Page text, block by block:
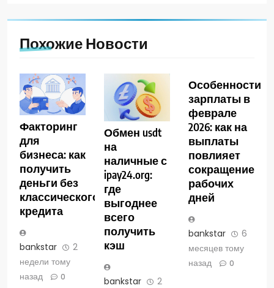
Похожие Новости
Факторинг
для
бизнеса: как
получить
деньги без
классического
кредита
bankstar
2
недели тому
назад
0
Обмен usdt
на
наличные с
ipay24.org:
где
выгоднее
всего
получить
кэш
bankstar
2
Особенности
зарплаты в
феврале
2026: как на
выплаты
повлияет
сокращение
рабочих
дней
bankstar
6
месяцев тому
назад
0